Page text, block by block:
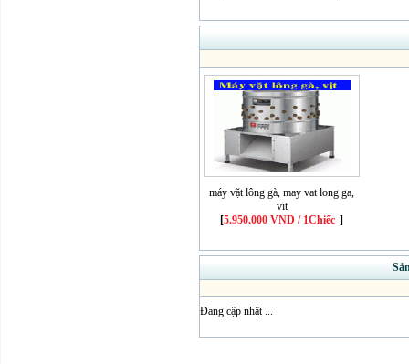
máy vặt lông gà, may vat long ga,
vit
[5.950.000 VND / 1Chiếc ]
Đang cập nhật ...